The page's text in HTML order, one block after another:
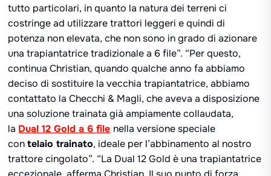
tutto particolari, in quanto la natura dei terreni ci
costringe ad utilizzare trattori leggeri e quindi di
potenza non elevata, che non sono in grado di azionare
una trapiantatrice tradizionale a 6 file”. “Per questo,
continua Christian, quando qualche anno fa abbiamo
deciso di sostituire la vecchia trapiantatrice, abbiamo
contattato la Checchi & Magli, che aveva a disposizione
una soluzione trainata già ampiamente collaudata,
la Dual 12 Gold a 6 file nella versione speciale
contelaio trainato, ideale per l’abbinamento al nostro
trattore cingolato”. “La Dual 12 Gold è una trapiantatrice